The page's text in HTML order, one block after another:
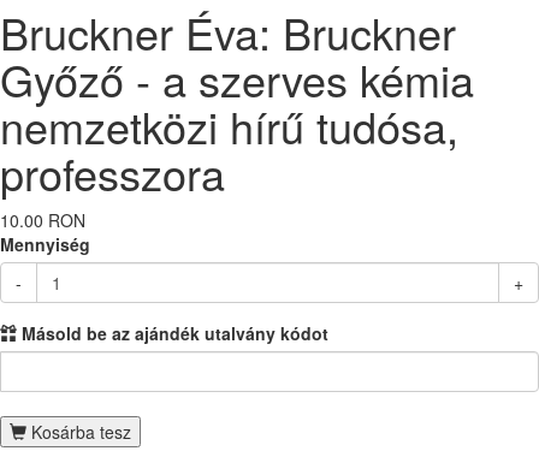
Bruckner Éva: Bruckner
Győző - a szerves kémia
nemzetközi hírű tudósa,
professzora
10.00 RON
Mennyiség
-
+
Másold be az ajándék utalvány kódot
Kosárba tesz